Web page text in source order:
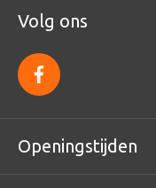
Volg ons
f
a
c
e
o
o
Openingstijden